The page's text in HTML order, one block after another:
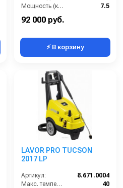
Мощность (кВт):
7.5
92 000 руб.
⚡ В корзину
LAVOR PRO TUCSON
2017 LP
Артикул:
8.671.0004
Макс. температура воды (°C):
40